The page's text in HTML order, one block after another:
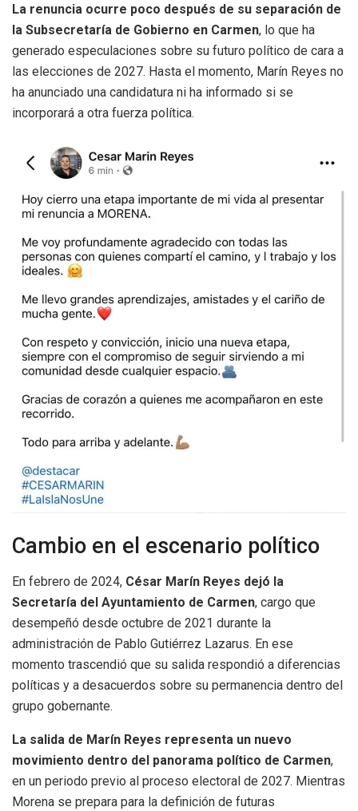
La renuncia ocurre poco después de su separación de
la Subsecretaría de Gobierno en Carmen, lo que ha
generado especulaciones sobre su futuro político de cara a
las elecciones de 2027. Hasta el momento, Marín Reyes no
ha anunciado una candidatura ni ha informado si se
incorporará a otra fuerza política.
Cambio en el escenario político
En febrero de 2024, César Marín Reyes dejó la
Secretaría del Ayuntamiento de Carmen, cargo que
desempeñó desde octubre de 2021 durante la
administración de Pablo Gutiérrez Lazarus. En ese
momento trascendió que su salida respondió a diferencias
políticas y a desacuerdos sobre su permanencia dentro del
grupo gobernante.
La salida de Marín Reyes representa un nuevo
movimiento dentro del panorama político de Carmen,
en un periodo previo al proceso electoral de 2027. Mientras
Morena se prepara para la definición de futuras